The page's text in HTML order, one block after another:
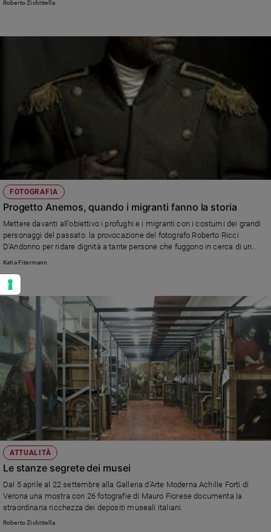
Roberto Zichittella
FOTOGRAFIA
Progetto Anemos, quando i migranti fanno la storia
Mettere davanti all'obiettivo i profughi e i migranti con i costumi dei grandi
personaggi del passato. la provocazione del fotografo Roberto Ricci
D'Andonno per ridare dignità a tante persone che fuggono in cerca di un
futuro migliore
Katia Fitermann
ATTUALITÀ
Le stanze segrete dei musei
Dal 5 aprile al 22 settembre alla Galleria d'Arte Moderna Achille Forti di
Verona una mostra con 26 fotografie di Mauro Fiorese documenta la
straordinaria ricchezza dei depositi museali italiani.
Roberto Zichittella